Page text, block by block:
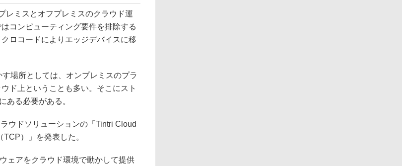
ミスとオフプレミスのクラウド運
コンピューティング要件を排除する
ロコードによりエッジデバイスに移
場所としては、オンプレミスのプラ
ド上ということも多い。そこにスト
ある必要がある。
ウドソリューションの「Tintri Cloud
）」を発表した。
ェアをクラウド環境で動かして提供